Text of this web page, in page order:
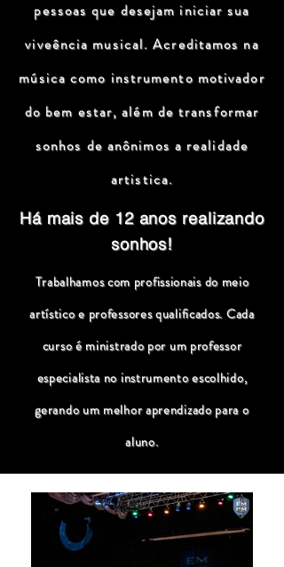
pessoas que desejam iniciar sua
viveência musical. Acreditamos na
música como instrumento motivador
do bem estar, além de transformar
sonhos de anônimos a realidade
artistica.
Há mais de 12 anos realizando
sonhos!
Trabalhamos com profissionais do meio
artístico e professores qualificados. Cada
curso é ministrado por um professor
especialista no instrumento escolhido,
gerando um melhor aprendizado para o
aluno.